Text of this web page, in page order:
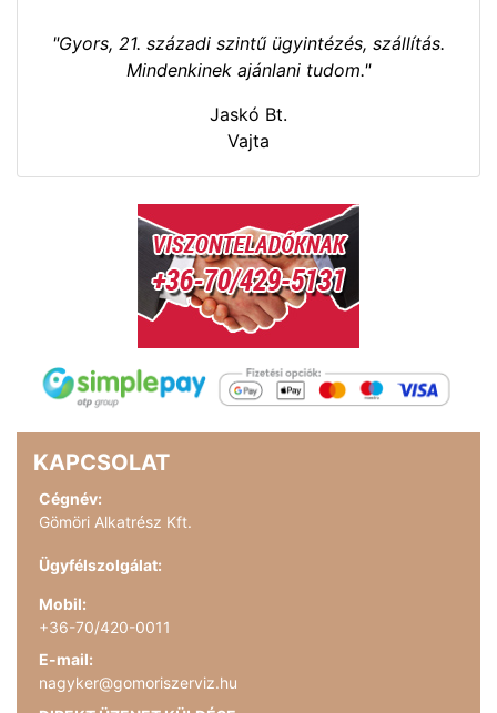
"Gyors, 21. századi szintű ügyintézés, szállítás.
Mindenkinek ajánlani tudom."
Jaskó Bt.
Vajta
KAPCSOLAT
Cégnév:
Gömöri Alkatrész Kft.
Ügyfélszolgálat:
Mobil:
+36-70/420-0011
E-mail:
nagyker@gomoriszerviz.hu